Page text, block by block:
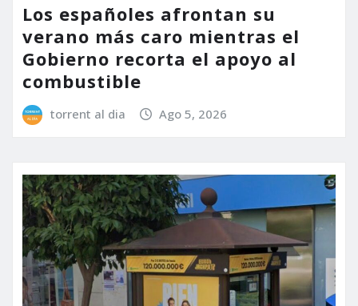
Los españoles afrontan su
verano más caro mientras el
Gobierno recorta el apoyo al
combustible
torrent al dia Ago 5, 2026